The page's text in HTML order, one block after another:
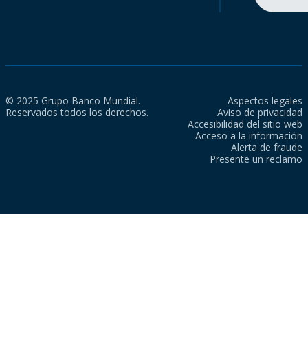
© 2025 Grupo Banco Mundial.
Reservados todos los derechos.
Aspectos legales
Aviso de privacidad
Accesibilidad del sitio web
Acceso a la información
Alerta de fraude
Presente un reclamo